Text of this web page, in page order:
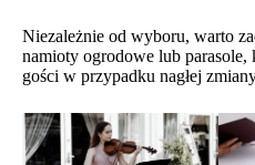
Niezależnie od wyboru, warto
namioty ogrodowe lub parasole,
gości w przypadku nagłej